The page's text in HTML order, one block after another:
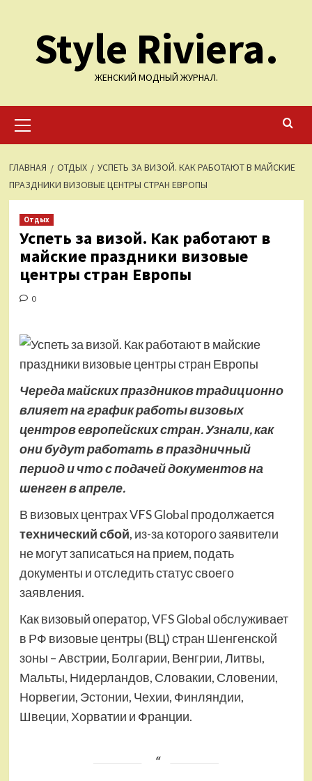
содержимомуStyle Riviera.
ЖЕНСКИЙ МОДНЫЙ ЖУРНАЛ.
меню
ГЛАВНАЯ ОТДЫХ
УСПЕТЬ ЗА ВИЗОЙ. КАК РАБОТАЮТ В МАЙСКИЕ
ПРАЗДНИКИ ВИЗОВЫЕ ЦЕНТРЫ СТРАН ЕВРОПЫ
Отдых
Успеть за визой. Как работают в
майские праздники визовые
центры стран Европы
0
Череда майских праздников традиционно
влияет на график работы визовых
центров европейских стран. Узнали, как
они будут работать в праздничный
период и что с подачей документов на
шенген в апреле.
В визовых центрах VFS Global продолжается
технический сбой, из-за которого заявители
не могут записаться на прием, подать
документы и отследить статус своего
заявления.
Как визовый оператор, VFS Global обслуживает
в РФ визовые центры (ВЦ) стран Шенгенской
зоны – Австрии, Болгарии, Венгрии, Литвы,
Мальты, Нидерландов, Словакии, Словении,
Норвегии, Эстонии, Чехии, Финляндии,
Швеции, Хорватии и Франции.